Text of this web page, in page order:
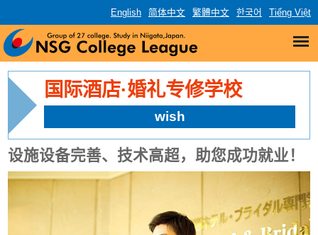
English 简体中文 繁體中文 한국어 Tiếng Việt
国际酒店·婚礼专修学校
wish
设施设备完善、技术高超，助您成功就业！